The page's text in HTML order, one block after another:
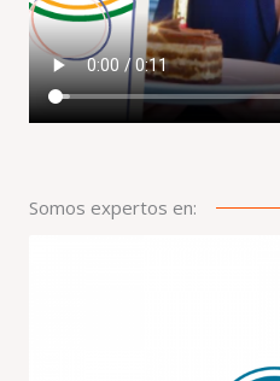
Somos expertos en: